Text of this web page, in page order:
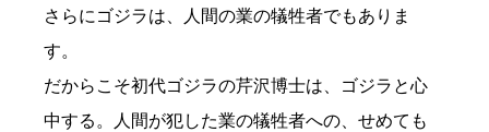
さらにゴジラは、人間の業の犠牲者でもありま
す。
だからこそ初代ゴジラの芹沢博士は、ゴジラと心
中する。人間が犯した業の犠牲者への、せめても